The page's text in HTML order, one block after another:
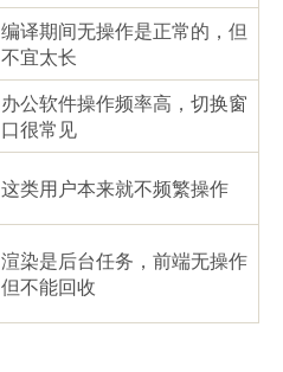
编译期间无操作是正常的，但
不宜太长
办公软件操作频率高，切换窗
口很常见
这类用户本来就不频繁操作
渲染是后台任务，前端无操作
但不能回收